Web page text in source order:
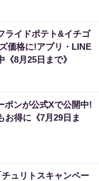
ライドポテト&イチゴ
価格に!アプリ・LINE
8月25日まで》
ポンが公式Xで公開中!
お得に《7月29日ま
ュリトスキャンペー